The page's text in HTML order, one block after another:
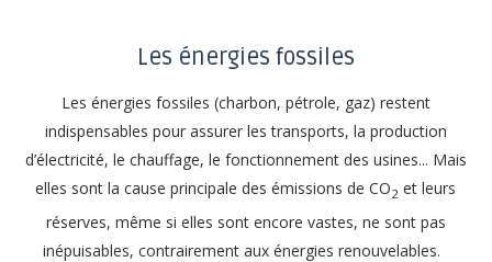
Les énergies fossiles
Les énergies fossiles (charbon, pétrole, gaz) restent
indispensables pour assurer les transports, la production
d’électricité, le chauffage, le fonctionnement des usines... Mais
elles sont la cause principale des émissions de CO2 et leurs
réserves, même si elles sont encore vastes, ne sont pas
inépuisables, contrairement aux énergies renouvelables.